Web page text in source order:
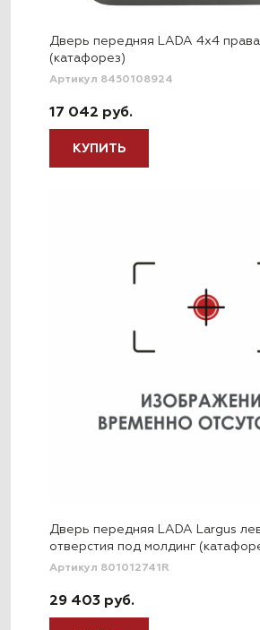
Дверь передняя LADA 4x4
(катафорез)
Артикул 8450108924
17 042 руб.
КУПИТЬ
Дверь передняя LADA Largus
отверстия под молдинг
Артикул 801012741R
29 403 руб.